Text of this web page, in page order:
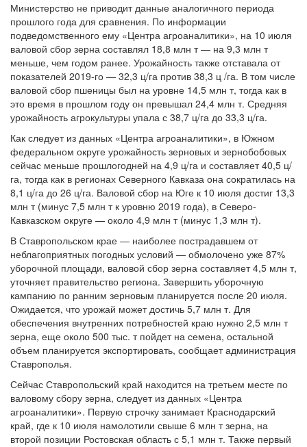
Министерство не приводит данные аналогичного периода
прошлого года для сравнения. По информации
подведомственного ему «Центра агроаналитики», на 10 июля
валовой сбор зерна составлял 18,8 млн т — на 9,3 млн т
меньше, чем годом ранее. Урожайность также отставала от
показателей 2019-го — 32,3 ц/га против 38,3 ц /га. В том числе
валовой сбор пшеницы был на уровне 14,5 млн т, тогда как в
это время в прошлом году он превышал 24,4 млн т. Средняя
урожайность агрокультуры упала с 38,7 ц/га до 33,3 ц/га.
Как следует из данных «Центра агроаналитики», в Южном
федеральном округе урожайность зерновых и зернобобовых
сейчас меньше прошлогодней на 4,9 ц/га и составляет 40,5 ц/
га, тогда как в регионах Северного Кавказа она сократилась на
8,1 ц/га до 26 ц/га. Валовой сбор на Юге к 10 июля достиг 13,3
млн т (минус 7,5 млн т к уровню 2019 года), в Северо-
Кавказском округе — около 4,9 млн т (минус 1,3 млн т).
В Ставропольском крае — наиболее пострадавшем от
неблагоприятных погодных условий — обмолочено уже 87%
уборочной площади, валовой сбор зерна составляет 4,5 млн т,
уточняет правительство региона. Завершить уборочную
кампанию по ранним зерновым планируется после 20 июля.
Ожидается, что урожай может достичь 5,7 млн т. Для
обеспечения внутренних потребностей краю нужно 2,5 млн т
зерна, еще около 500 тыс. т пойдет на семена, остальной
объем планируется экспортировать, сообщает администрация
Ставрополья.
Сейчас Ставропольский край находится на третьем месте по
валовому сбору зерна, следует из данных «Центра
агроаналитики». Первую строчку занимает Краснодарский
край, где к 10 июля намолотили свыше 6 млн т зерна, на
второй позиции Ростовская область с 5,1 млн т. Также первый